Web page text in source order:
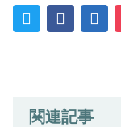
関連記事